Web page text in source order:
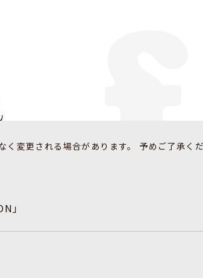
く変更される場合があります。 予めご了承く
」